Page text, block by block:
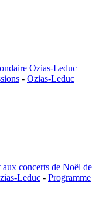
Ozias-Leduc
- Ozias-Leduc
aux concerts de Noël de
Leduc - Programme